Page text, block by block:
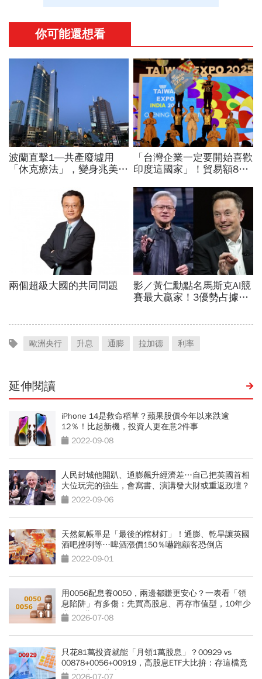
歐洲央行 升息 通膨 拉加德 利率
延伸閱讀
iPhone 14是救命稻草？蘋果股價今年以來跌逾
12％！比起新機，投資人更在意2件事
2022-09-08
人民封城他開趴、通膨飆升經濟差…自己把英國首相
大位玩完的強生，會寫書、演講發大財或重返政壇？
2022-09-06
天然氣帳單是「最後的棺材釘」！通膨、乾旱讓英國
酒吧挫咧等…啤酒漲價150％嚇跑顧客恐倒店
2022-09-01
用0056配息養0050，兩邊都賺更安心？一表看「領
息陷阱」有多傷：先買高股息、再存市值型，10年少
賺330萬
2026-07-08
只花81萬投資就能「月領1萬股息」？00929 vs
00878+0056+00919，高股息ETF大比拚：存這檔竟
能「少花30萬本金」